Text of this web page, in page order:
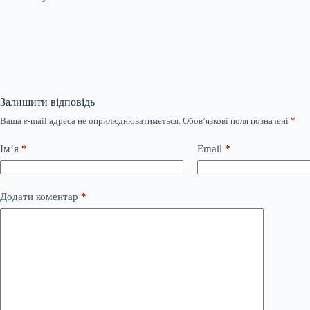
Залишити відповідь
Ваша e-mail адреса не оприлюднюватиметься. Обов’язкові поля позначені *
Ім’я * Email *
Додати коментар *